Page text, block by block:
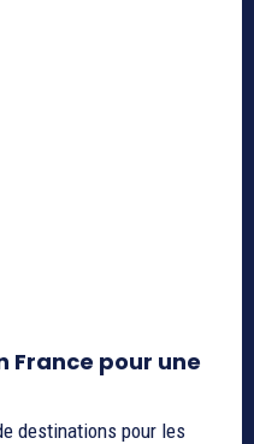
France pour une
destinations pour les